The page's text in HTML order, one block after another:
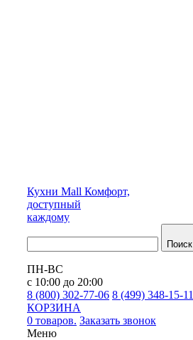
Кухни Mall Комфорт,
доступный
каждому
Поиск
ПН-ВС
с 10:00 до 20:00
8 (800) 302-77-06 8 (499) 348-15-11
КОРЗИНА
0 товаров. Заказать звонок
Меню